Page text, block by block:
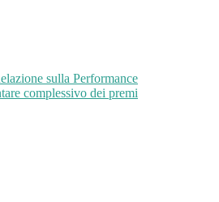
sulla Performance
complessivo dei premi